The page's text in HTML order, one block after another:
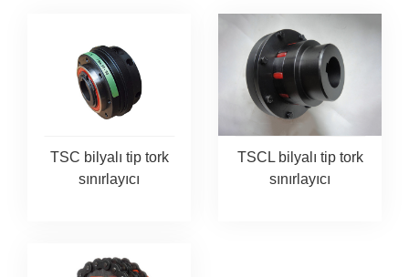
TSC bilyalı tip tork
sınırlayıcı
TSCL bilyalı tip tork
sınırlayıcı